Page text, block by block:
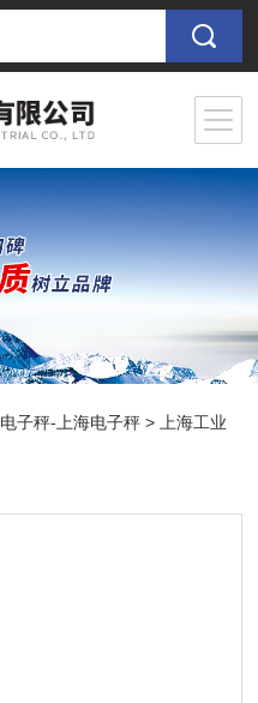
电子秤-上海电子秤 > 上海工业